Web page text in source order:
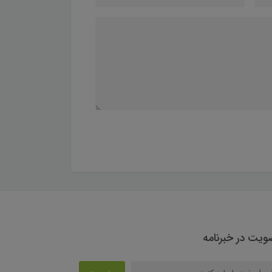
در خبرنامه